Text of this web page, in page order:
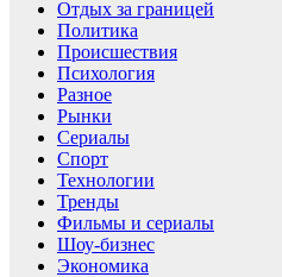
Отдых за границей
Политика
Происшествия
Психология
Разное
Рынки
Сериалы
Спорт
Технологии
Тренды
Фильмы и сериалы
Шоу-бизнес
Экономика